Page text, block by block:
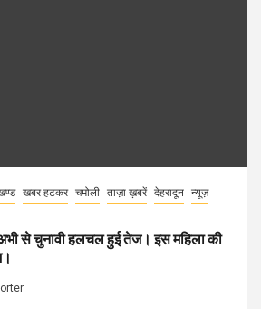
खबर हटकर चमोली ताज़ा ख़बरें देहरादून न्यूज़
से चुनावी हलचल हुई तेज। इस महिला की